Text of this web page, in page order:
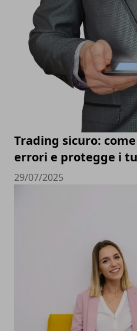
Trading sicuro:
errori e protegge i
29/07/2025